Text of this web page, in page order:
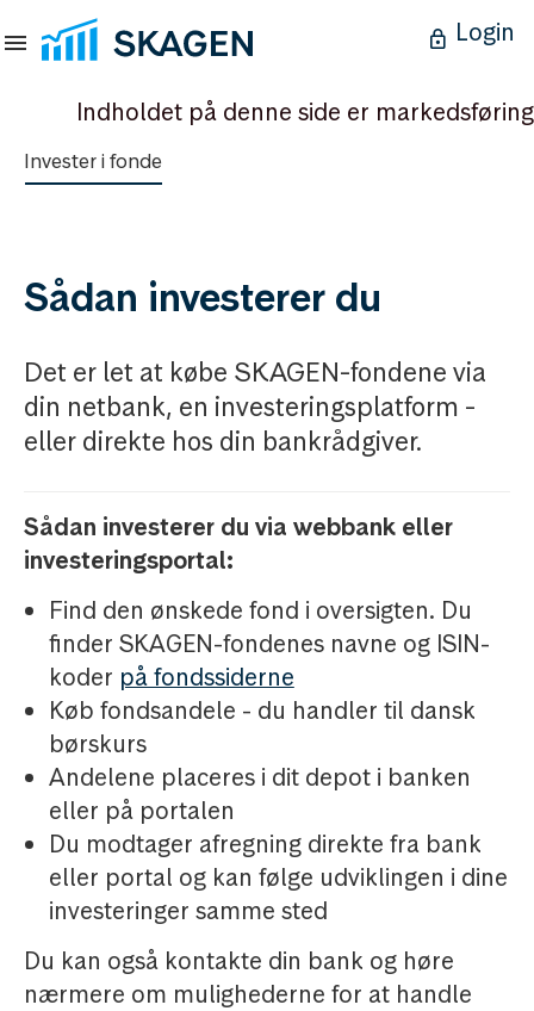
Login
Indholdet på denne side er markedsføring
Invester i fonde
Sådan investerer du
Det er let at købe SKAGEN-fondene via
din netbank, en investeringsplatform -
eller direkte hos din bankrådgiver.
Sådan investerer du via webbank eller
investeringsportal:
Find den ønskede fond i oversigten. Du
finder SKAGEN-fondenes navne og ISIN-
koder på fondssiderne
Køb fondsandele - du handler til dansk
børskurs
Andelene placeres i dit depot i banken
eller på portalen
Du modtager afregning direkte fra bank
eller portal og kan følge udviklingen i dine
investeringer samme sted
Du kan også kontakte din bank og høre
nærmere om mulighederne for at handle